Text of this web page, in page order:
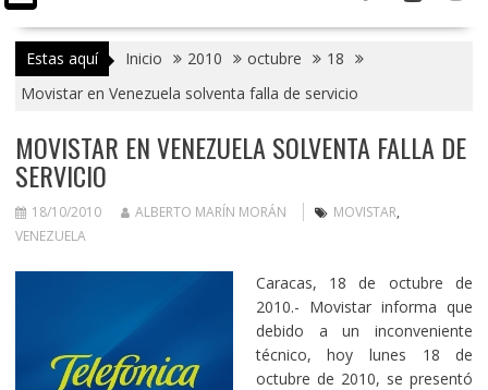
Estas aquí Inicio 2010 octubre
18
Movistar en Venezuela solventa falla de servicio
MOVISTAR EN VENEZUELA SOLVENTA FALLA DE
SERVICIO
18/10/2010 ALBERTO MARÍN MORÁN MOVISTAR,
VENEZUELA
Caracas, 18 de octubre de
2010.- Movistar informa que
debido a un inconveniente
técnico, hoy lunes 18 de
octubre de 2010, se presentó